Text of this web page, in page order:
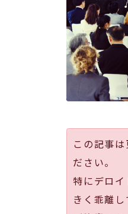
この記事
ださい。
特にデロ
きく乖離し